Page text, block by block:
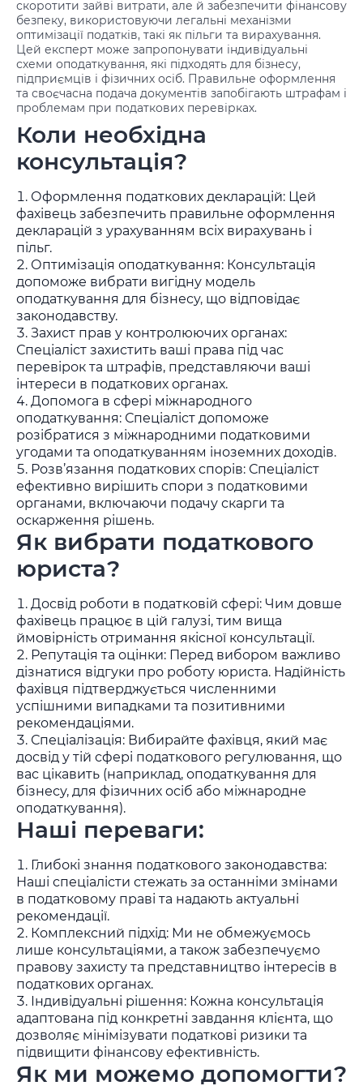
скоротити зайві витрати, але й забезпечити фінансову
безпеку, використовуючи легальні механізми
оптимізації податків, такі як пільги та вирахування.
Цей експерт може запропонувати індивідуальні
схеми оподаткування, які підходять для бізнесу,
підприємців і фізичних осіб. Правильне оформлення
та своєчасна подача документів запобігають штрафам і
проблемам при податкових перевірках.
Коли необхідна
консультація?
Оформлення податкових декларацій: Цей
фахівець забезпечить правильне оформлення
декларацій з урахуванням всіх вирахувань і
пільг.
Оптимізація оподаткування: Консультація
допоможе вибрати вигідну модель
оподаткування для бізнесу, що відповідає
законодавству.
Захист прав у контролюючих органах:
Спеціаліст захистить ваші права під час
перевірок та штрафів, представляючи ваші
інтереси в податкових органах.
Допомога в сфері міжнародного
оподаткування: Спеціаліст допоможе
розібратися з міжнародними податковими
угодами та оподаткуванням іноземних доходів.
Розв’язання податкових спорів: Спеціаліст
ефективно вирішить спори з податковими
органами, включаючи подачу скарги та
оскарження рішень.
Як вибрати податкового
юриста?
Досвід роботи в податковій сфері: Чим довше
фахівець працює в цій галузі, тим вища
ймовірність отримання якісної консультації.
Репутація та оцінки: Перед вибором важливо
дізнатися відгуки про роботу юриста. Надійність
фахівця підтверджується численними
успішними випадками та позитивними
рекомендаціями.
Спеціалізація: Вибирайте фахівця, який має
досвід у тій сфері податкового регулювання, що
вас цікавить (наприклад, оподаткування для
бізнесу, для фізичних осіб або міжнародне
оподаткування).
Наші переваги:
Глибокі знання податкового законодавства:
Наші спеціалісти стежать за останніми змінами
в податковому праві та надають актуальні
рекомендації.
Комплексний підхід: Ми не обмежуємось
лише консультаціями, а також забезпечуємо
правову захисту та представництво інтересів в
податкових органах.
Індивідуальні рішення: Кожна консультація
адаптована під конкретні завдання клієнта, що
дозволяє мінімізувати податкові ризики та
підвищити фінансову ефективність.
Як ми можемо допомогти?